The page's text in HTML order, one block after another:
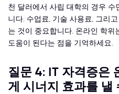
천 달러에서 사립 대학의 경우
니다. 수업료, 기술 사용료, 그리
는 것이 중요합니다. 온라인 학위
도움이 된다는 점을 기억하세요.
질문 4: IT 자격증은
게 시너지 효과를 낼